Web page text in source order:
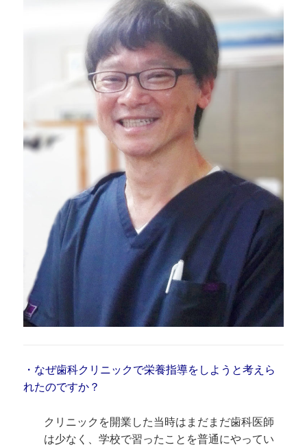
・なぜ歯科クリニックで栄養指導をしようと考えら
れたのですか？
クリニックを開業した当時はまだまだ歯科医師
は少なく、学校で習ったことを普通にやってい